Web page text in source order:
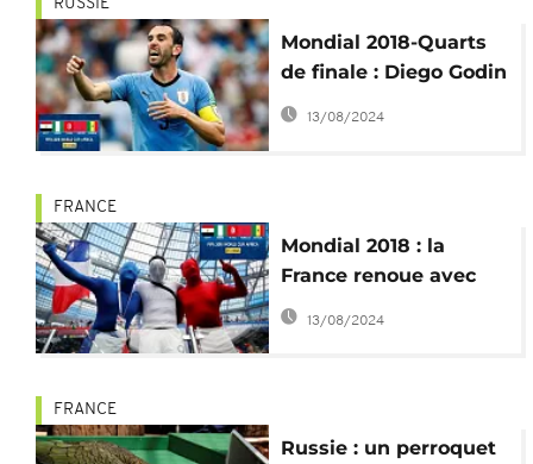
RUSSIE
Mondial 2018-Quarts
de finale : Diego Godin
salue l'exploit de ses
13/08/2024
FRANCE
Mondial 2018 : la
France renoue avec
les demi-finales
13/08/2024
FRANCE
Russie : un perroquet